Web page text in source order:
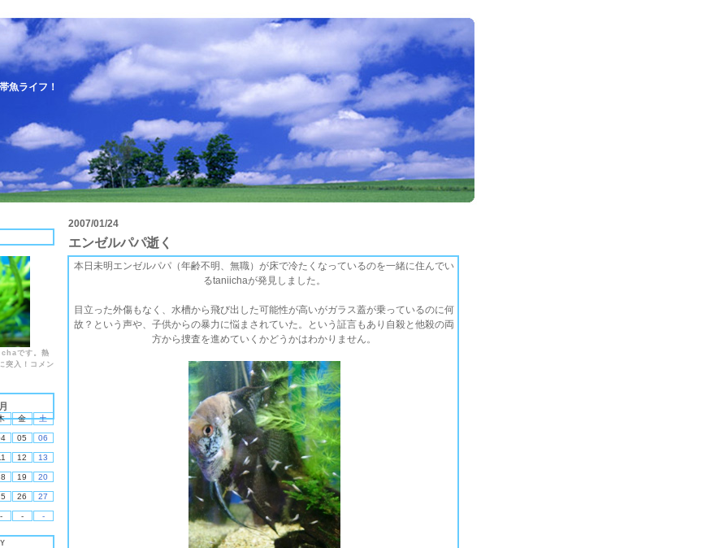
魚ライフ！
です。熱
突入！コメン
金 土
05 06
12 13
19 20
26 27
- - -
2007/01/24
エンゼルパパ逝く
本日未明エンゼルパパ（年齢不明、無職）が床で冷たくなっているのを一緒に住んでい
るtaniichaが発見しました。
目立った外傷もなく、水槽から飛び出した可能性が高いがガラス蓋が乗っているのに何
故？という声や、子供からの暴力に悩まされていた。という証言もあり自殺と他殺の両
方から捜査を進めていくかどうかはわかりません。